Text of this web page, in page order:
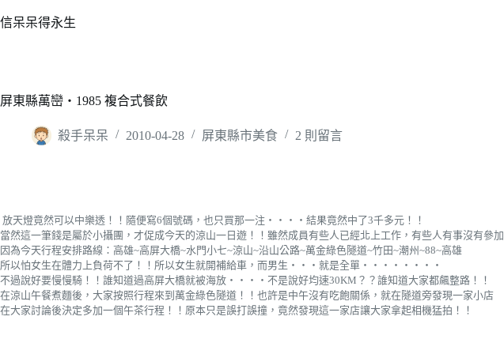
至
容
信呆呆得永生
屏東縣萬巒‧1985 複合式餐飲
殺手呆呆 2010-04-28 屏東縣市美食 2 則留言
放天燈竟然可以中樂透！！隨便寫6個號碼，也只買那一注‧‧‧‧結果竟然中了3千多元！！
當然這一筆錢是屬於小攝團，才促成今天的涼山一日遊！！雖然成員有些人已經北上工作，有些人有事沒有參加
因為今天行程安排路線：高雄~高屏大橋~水門小七~涼山~沿山公路~萬金綠色隧道~竹田~潮州~88~高雄
所以怕女生在體力上負荷不了！！所以女生就開補給車，而男生‧‧‧就是全單‧‧‧‧‧‧‧‧
不過說好要慢慢騎！！誰知道過高屏大橋就被海放‧‧‧‧不是說好均速30KM？？誰知道大家都飆整路！！
在涼山午餐煮麵後，大家按照行程來到萬金綠色隧道！！也許是中午沒有吃飽關係，就在隧道旁發現一家小店
在大家討論後決定多加一個午茶行程！！原本只是誤打誤撞，竟然發現這一家店讓大家拿起相機猛拍！！